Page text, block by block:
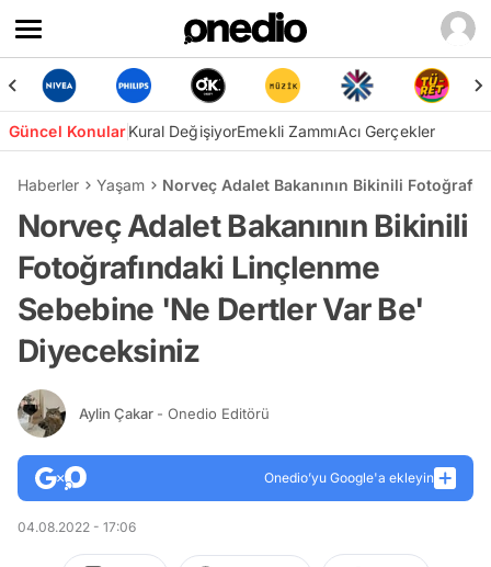
Güncel KonularKural DeğişiyorEmekli ZammıAcı Gerçekler
Haberler Yaşam Norveç Adalet Bakanının Bikinili
Norveç Adalet Bakanının Bikinili
Fotoğrafındaki Linçlenme
Sebebine 'Ne Dertler Var Be'
Diyeceksiniz
Aylin Çakar - Onedio Editörü
Onedio’yu Google'a ekleyin
04.08.2022 - 17:06